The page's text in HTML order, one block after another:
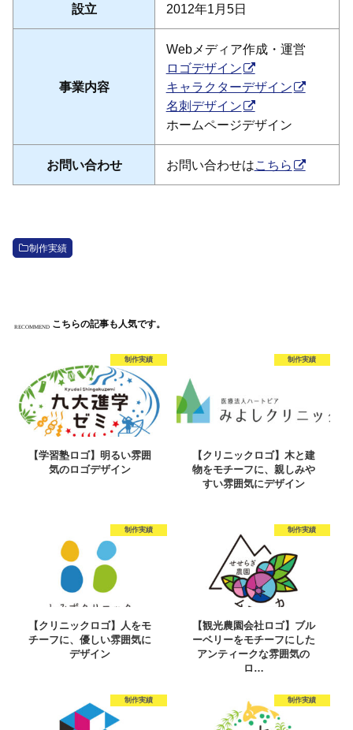
設立 2012年1月5日
事業内容
Webメディア作成・運営
ロゴデザイン
キャラクターデザイン
名刺デザイン
ホームページデザイン
お問い合わせ お問い合わせはこちら
制作実績
RECOMMEND こちらの記事も人気です。
制作実績
【学習塾ロゴ】明るい雰囲
気のロゴデザイン
制作実績
【クリニックロゴ】木と建
物をモチーフに、親しみや
すい雰囲気にデザイン
制作実績
【クリニックロゴ】人をモ
チーフに、優しい雰囲気に
デザイン
制作実績
【観光農園会社ロゴ】ブル
ーベリーをモチーフにした
アンティークな雰囲気の
ロ…
制作実績 制作実績